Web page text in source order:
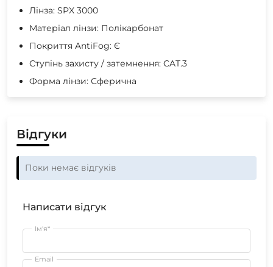
Лінза: SPX 3000
Матеріал лінзи: Полікарбонат
Покриття AntiFog: Є
Ступінь захисту / затемнення: CAT.3
Форма лінзи: Сферична
Відгуки
Поки немає відгуків
Написати відгук
Ім'я*
Email